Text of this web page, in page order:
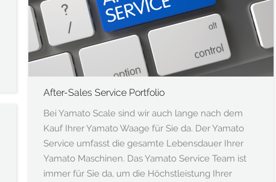
After-Sales Service Portfolio
Bei Yamato Scale sind wir auch lange nach dem
Kauf Ihrer Yamato Waage für Sie da. Der Yamato
Service umfasst die gesamte Lebensdauer Ihrer
Yamato Maschinen. Das Yamato Service Team ist
immer für Sie da, um die Höchstleistung Ihrer